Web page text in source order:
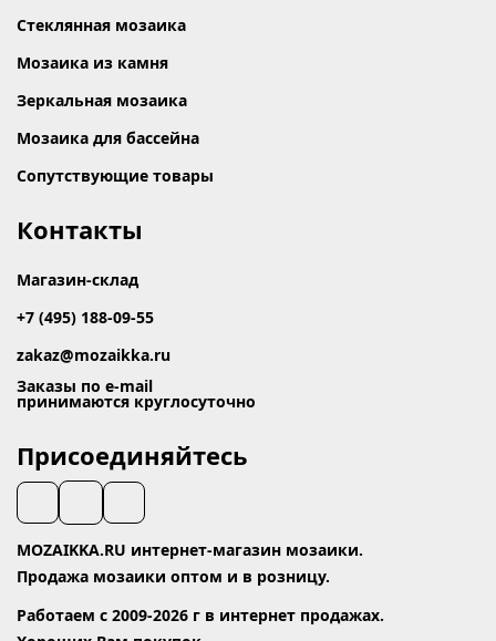
Стеклянная мозаика
Мозаика из камня
Зеркальная мозаика
Мозаика для бассейна
Сопутствующие товары
Контакты
Магазин-склад
+7 (495) 188-09-55
zakaz@mozaikka.ru
Заказы по e-mail
принимаются круглосуточно
Присоединяйтесь
MOZAIKKA.RU интернет-магазин мозаики.
Продажа мозаики оптом и в розницу.
Работаем с 2009-2026 г в интернет продажах.